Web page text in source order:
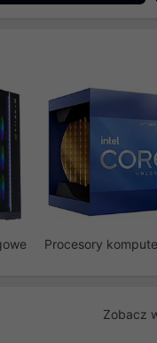
Procesory
Zobacz